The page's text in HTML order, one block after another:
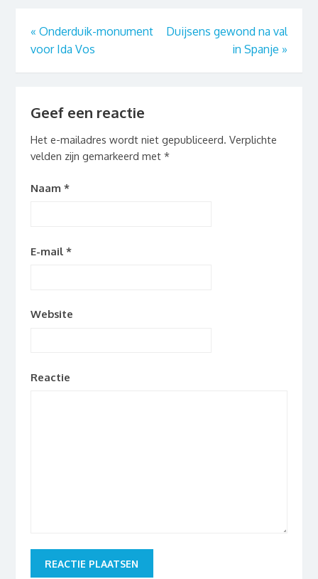
« Onderduik-monument
voor Ida Vos
Duijsens gewond na val
in Spanje »
Geef een reactie
Het e-mailadres wordt niet gepubliceerd. Verplichte
velden zijn gemarkeerd met *
Naam *
E-mail *
Website
Reactie